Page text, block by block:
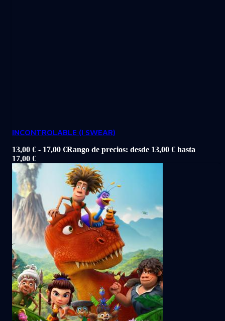
INCONTROLABLE (I SWEAR)
13,00 € - 17,00 €Rango de precios: desde 13,00 € hasta
17,00 €